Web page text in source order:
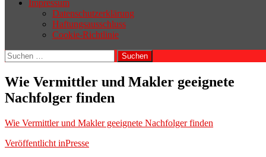
Impressum
Datenschutzerklärung
Haftungsausschluss
Cookie-Richtlinie
Suchen
nach:
Wie Vermittler und Makler geeignete
Nachfolger finden
Wie Vermittler und Makler geeignete Nachfolger finden
Beitragsnavigation
Veröffentlicht inPresse